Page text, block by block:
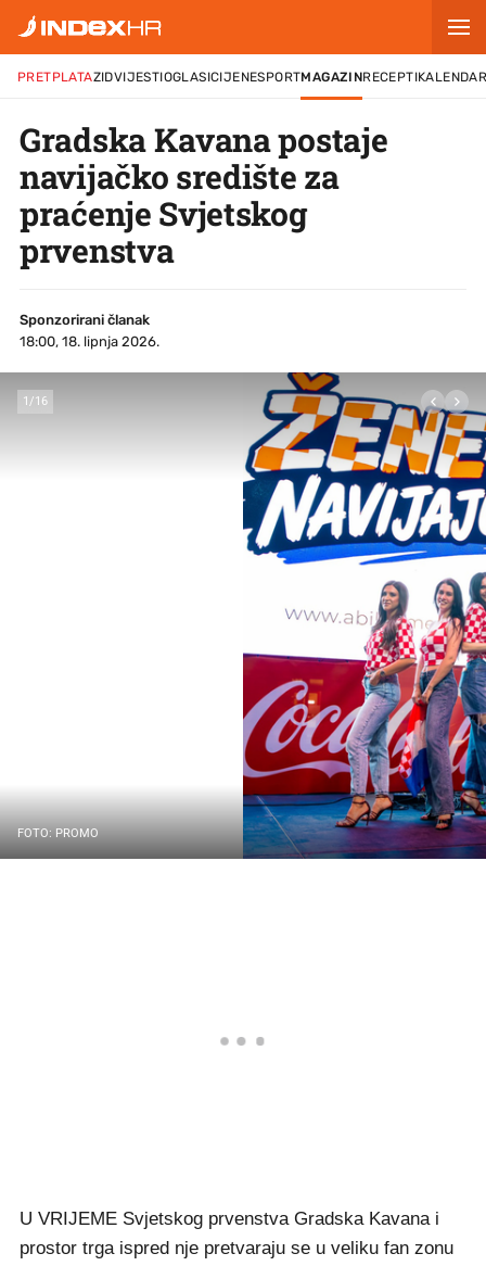
PRETPLATAZIDVIJESTIOGLASICIJENESPORTMAGAZINRECEPTI
Gradska Kavana postaje
navijačko središte za
praćenje Svjetskog
prvenstva
Sponzorirani članak
18:00, 18. lipnja 2026.
1 /16
FOTO: PROMO
U VRIJEME Svjetskog prvenstva Gradska Kavana i
prostor trga ispred nje pretvaraju se u veliku fan zonu